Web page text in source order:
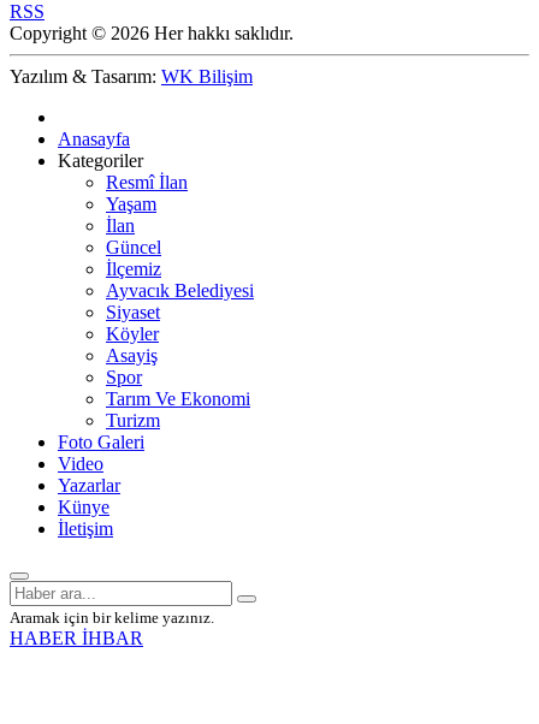
RSS
Copyright © 2026 Her hakkı saklıdır.
Yazılım & Tasarım: WK Bilişim
Anasayfa
Kategoriler
Resmî İlan
Yaşam
İlan
Güncel
İlçemiz
Ayvacık Belediyesi
Siyaset
Köyler
Asayiş
Spor
Tarım Ve Ekonomi
Turizm
Foto Galeri
Video
Yazarlar
Künye
İletişim
Aramak için bir kelime yazınız.
HABER İHBAR